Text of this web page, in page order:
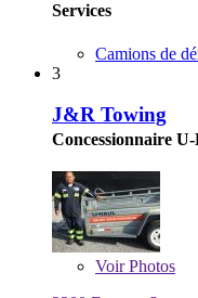
Services
Camions de
3
J&R Towing
Concessionnaire
VoirPhotos